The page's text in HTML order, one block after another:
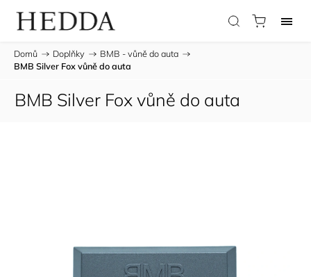
Domů / Doplňky / BMB - vůně do auta /
BMB Silver Fox vůně do auta
BMB Silver Fox vůně do auta